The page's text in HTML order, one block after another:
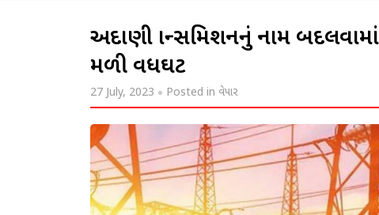
અદાણી ટ્રાન્સમિશનનું નામ
મળી વધઘટ
27 July, 2023 Posted in વેપાર